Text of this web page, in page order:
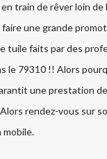
train de rêver loin de
une grande
tuile faits par des
le 79310 !! Alors
une prestation
rendez-vous sur
mobile.